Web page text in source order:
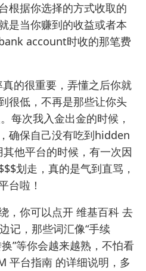
根据你选择的方式收取的
是当你赚到的收益或者本
account时收的那笔费
的很重要，弄懂之后你就
很低，不再是那些让你头
每次我入金出金的时候，
确保自己没有吃到hidden
他平台的时候，有一次因
划走，真的是气到直骂，
台啦！
，你可以点开 维基百科 去
记，那些词汇像“手续
换”等你会越来越熟，不怕看
平台指南 的详细说明，多